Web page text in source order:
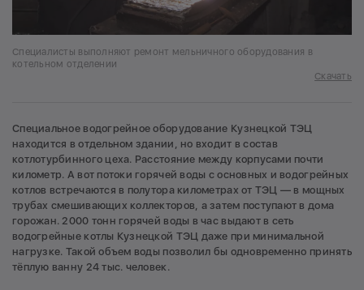
Специалисты выполняют ремонт мельничного оборудования в
котельном отделении
Скачать
Специальное водогрейное оборудование Кузнецкой ТЭЦ
находится в отдельном здании, но входит в состав
котлотурбинного цеха. Расстояние между корпусами почти
километр. А вот потоки горячей воды с основных и водогрейных
котлов встречаются в полутора километрах от ТЭЦ — в мощных
трубах смешивающих коллекторов, а затем поступают в дома
горожан. 2000 тонн горячей воды в час выдают в сеть
водогрейные котлы Кузнецкой ТЭЦ даже при минимальной
нагрузке. Такой объем воды позволил бы одновременно принять
тёплую ванну 24 тыс. человек.